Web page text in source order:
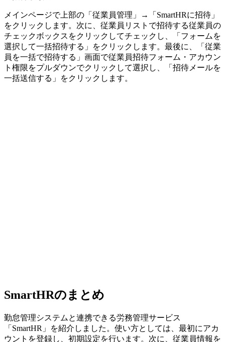
メインページで上部の「従業員管理」→「SmartHRに招待」
をクリックします。次に、従業員リストで招待する従業員の
チェックボックスをクリックしてチェックし、「フォームを
選択して一括招待する」をクリックします。最後に、「従業
員を一括で招待する」画面で従業員招待フォーム・アカウン
ト権限をプルダウンでクリックして選択し、「招待メールを
一括送信する」をクリックします。
SmartHRのまとめ
勤怠管理システムと連携できる労務管理サービス
「SmartHR」を紹介しました。使い方としては、最初にアカ
ウントを登録し、初期設定を行います。次に、従業員情報を